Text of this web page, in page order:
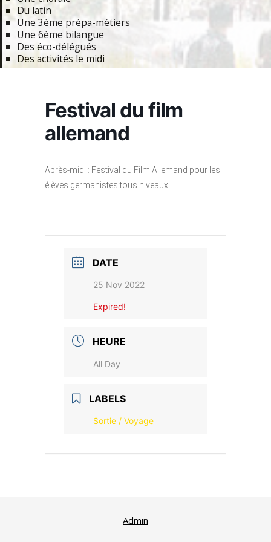
Du latin
Une 3ème prépa-métiers
Une 6ème bilangue
Des éco-délégués
Des activités le midi
Festival du film
allemand
Après-midi : Festival du Film Allemand pour les
élèves germanistes tous niveaux
DATE
25 Nov 2022
Expired!
HEURE
All Day
LABELS
Sortie / Voyage
Admin